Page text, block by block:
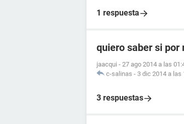
1 respuesta
quiero saber si por
jaacqui - 27 ago 2014 a las
c-salinas - 3 dic 2014 a las
3 respuestas